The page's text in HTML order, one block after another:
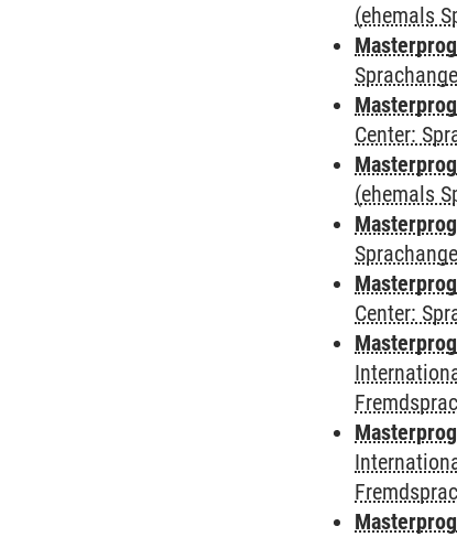
(ehemals
Center:
(ehemals
Center: